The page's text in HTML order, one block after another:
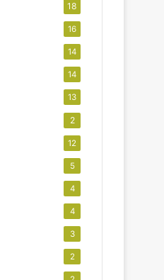
18
16
14
14
13
2
12
5
4
4
3
2